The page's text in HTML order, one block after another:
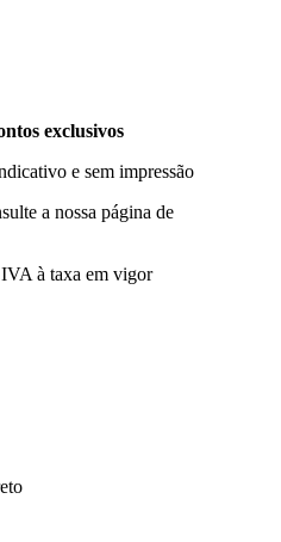
exclusivos
e sem impressão
a nossa página de
à taxa em vigor